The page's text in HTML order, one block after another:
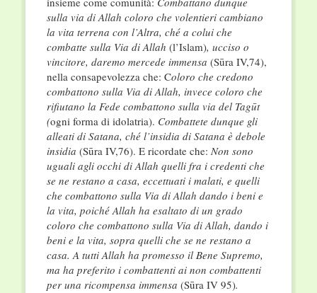
sulla via di Allah coloro che volentieri cambiano
la vita terrena con l’Altra, ché a colui che
combatte sulla Via di Allah (l’Islam), ucciso o
vincitore, daremo mercede immensa (Sūra IV,74),
nella consapevolezza che: Coloro che credono
combattono sulla Via di Allah, invece coloro che
rifiutano la Fede combattono sulla via del Tagūt
(ogni forma di idolatria). Combattete dunque gli
alleati di Satana, ché l’insidia di Satana è debole
insidia (Sūra IV,76). E ricordate che: Non sono
uguali agli occhi di Allah quelli fra i credenti che
se ne restano a casa, eccettuati i malati, e quelli
che combattono sulla Via di Allah dando i beni e
la vita, poiché Allah ha esaltato di un grado
coloro che combattono sulla Via di Allah, dando i
beni e la vita, sopra quelli che se ne restano a
casa. A tutti Allah ha promesso il Bene Supremo,
ma ha preferito i combattenti ai non combattenti
per una ricompensa immensa (Sūra IV 95).